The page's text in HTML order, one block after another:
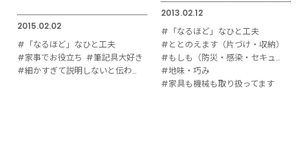
2015.02.02
#「なるほど」なひと工夫
#家事でお役立ち #筆記具大好き
#細かすぎて説明しないと伝わりにくい
2013.02.12
#「なるほど」なひと工夫
#ととのえます（片づけ・収納）
#もしも（防災・感染・セキュリティ対策）
#地味・巧み
#家具も機械も取り扱ってます